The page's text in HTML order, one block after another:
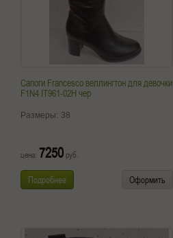
Сапоги Francesco веллингтон для девочки
F1N4 IT961-02H чер
Размеры: 38
цена: 7250 руб.
Подробнее Оформить